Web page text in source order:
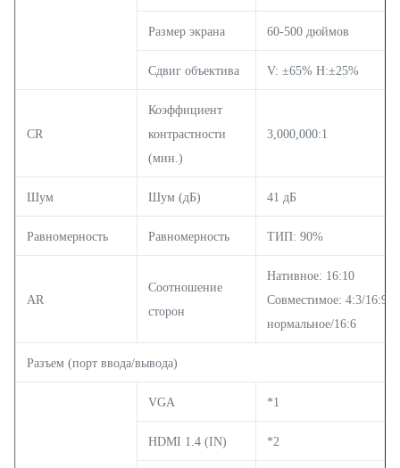
Размер экрана 60-500 дюймов
Сдвиг объектива V: ±65% H:±25%
CR
Коэффициент
контрастности
(мин.)
3,000,000:1
Шум Шум (дБ) 41 дБ
Равномерность Равномерность ТИП: 90%
AR
Соотношение
сторон
Нативное: 16:10
Совместимое: 4:3/16:9/
нормальное/16:6
Разъем (порт ввода/вывода)
VGA *1
HDMI 1.4 (IN) *2